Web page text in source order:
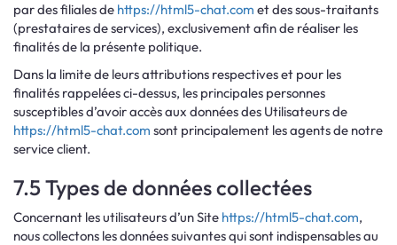
par des filiales de https://html5-chat.com et des sous-traitants
(prestataires de services), exclusivement afin de réaliser les
finalités de la présente politique.
Dans la limite de leurs attributions respectives et pour les
finalités rappelées ci-dessus, les principales personnes
susceptibles d’avoir accès aux données des Utilisateurs de
https://html5-chat.com sont principalement les agents de notre
service client.
7.5 Types de données collectées
Concernant les utilisateurs d’un Site https://html5-chat.com,
nous collectons les données suivantes qui sont indispensables au